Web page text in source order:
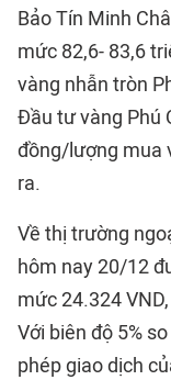
Bảo Tín Minh
mức 82,6- 83,6
vàng nhẫn tròn
Đầu tư vàng Phú
đồng/lượng mua
ra.
Về thị trường
hôm nay 20/12
mức 24.324
Với biên độ 5%
phép giao dịch